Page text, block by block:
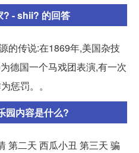
? - shii? 的回答
的传说:在1869年,美国杂技
德国一个马戏团表演,有一次
惩罚。。
园内容是什么?
第二天 西瓜小丑 第三天 骗